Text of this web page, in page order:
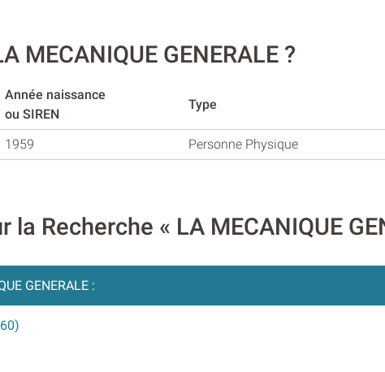
MECANIQUE GENERALE ?
Année naissance
ou SIREN
Type
1959 Personne Physique
Recherche « LA MECANIQUE
GENERALE :